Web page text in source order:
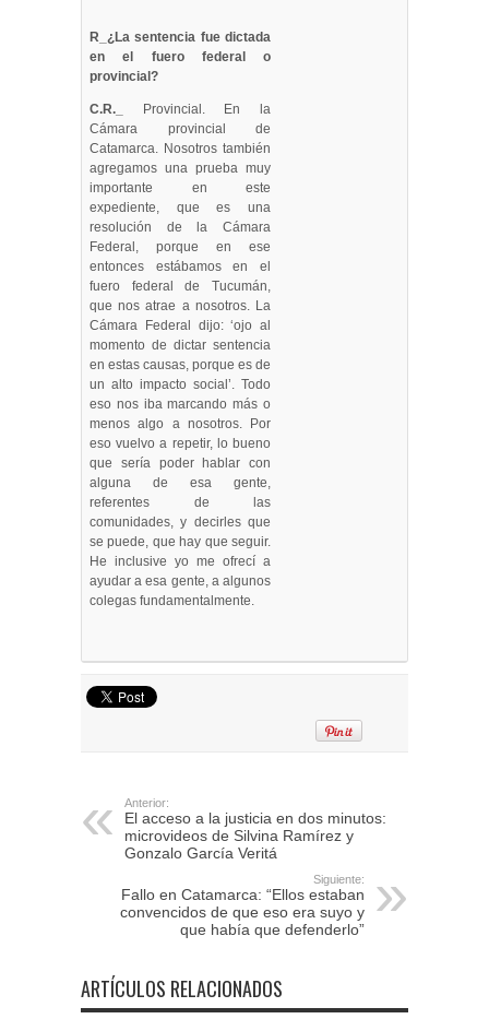
R_¿La sentencia fue dictada
en el fuero federal o
provincial?
C.R._
Provincial. En la
Cámara provincial de
Catamarca. Nosotros también
agregamos una prueba muy
importante en este
expediente, que es una
resolución de la Cámara
Federal, porque en ese
entonces estábamos en el
fuero federal de Tucumán,
que nos atrae a nosotros. La
Cámara Federal dijo: ‘ojo al
momento de dictar sentencia
en estas causas, porque es de
un alto impacto social’. Todo
eso nos iba marcando más o
menos algo a nosotros. Por
eso vuelvo a repetir, lo bueno
que sería poder hablar con
alguna de esa gente,
referentes de las
comunidades, y decirles que
se puede, que hay que seguir.
He inclusive yo me ofrecí a
ayudar a esa gente, a algunos
colegas fundamentalmente.
Anterior:
El acceso a la justicia en dos minutos:
microvideos de Silvina Ramírez y
Gonzalo García Veritá
Siguiente:
Fallo en Catamarca: “Ellos estaban
convencidos de que eso era suyo y
que había que defenderlo”
ARTÍCULOS RELACIONADOS